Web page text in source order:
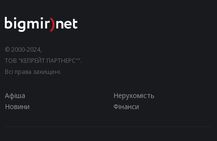
© 2000-2024,
ТОВ "КЕПРЕЙТ ПАРТНЕРС"".
Всі права захищені.
Афіша
Нерухомість
Новини
Фінанси